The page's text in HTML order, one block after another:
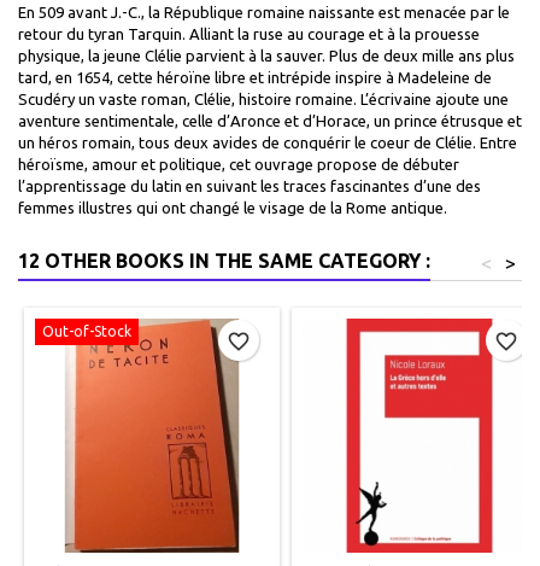
En 509 avant J.-C., la République romaine naissante est menacée par le
retour du tyran Tarquin. Alliant la ruse au courage et à la prouesse
physique, la jeune Clélie parvient à la sauver. Plus de deux mille ans plus
tard, en 1654, cette héroïne libre et intrépide inspire à Madeleine de
Scudéry un vaste roman, Clélie, histoire romaine. L’écrivaine ajoute une
aventure sentimentale, celle d’Aronce et d’Horace, un prince étrusque et
un héros romain, tous deux avides de conquérir le coeur de Clélie. Entre
héroïsme, amour et politique, cet ouvrage propose de débuter
l’apprentissage du latin en suivant les traces fascinantes d’une des
femmes illustres qui ont changé le visage de la Rome antique.
12 OTHER BOOKS IN THE SAME CATEGORY : >
<
Out-of-Stock favorite_border favorite_border